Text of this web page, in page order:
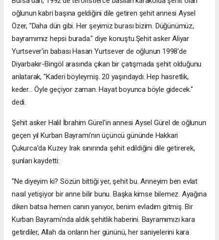
oğlunun kabri başına geldiğini dile getiren şehit annesi Aysel
Özer, "Daha dün gibi. Her şeyimiz burası bizim. Düğünümüz,
bayramımız hepsi burada." diye konuştu.Şehit asker Aliyar
Yurtsever'in babası Hasan Yurtsever de oğlunun 1998'de
Diyarbakır-Bingöl arasında çıkan bir çatışmada şehit olduğunu
anlatarak, "Kaderi böyleymiş. 20 yaşındaydı. Hep hasretlik,
keder... Öyle geçiyor zaman. Hayat boyunca böyle gidecek."
dedi.
Şehit asker Halil İbrahim Gürel'in annesi Aysel Gürel de oğlunun
geçen yıl Kurban Bayramı'nın üçüncü gününde Hakkari
Çukurca'da Kuzey Irak sınırında şehit edildiğini dile getirerek,
şunları kaydetti:
"Ne diyeyim ki? Sözün bittiği yer, şehit bu. Anneyim ben evlat
nasıl yetişiyor bir anne bilir bunu. Başka kimse bilemez. Ayağına
diken batsa hemen canın yanıyor, benim evladım gitmiş. Bir
Kurban Bayramı'nda aldık şehitlik haberini. Bayramımızı kara
getirdiler, Allah da onların her gününü, her saniyelerini kara